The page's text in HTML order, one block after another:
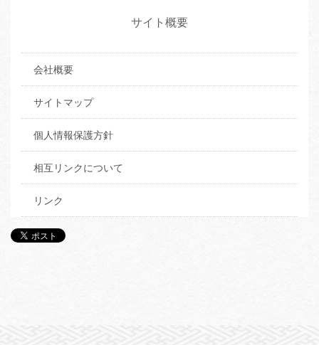
サイト概要
会社概要
サイトマップ
個人情報保護方針
相互リンクについて
リンク